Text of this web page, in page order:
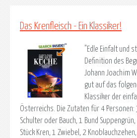
Das Krenfleisch - Ein Klassiker!
"Edle Einfalt und
Definition des
Johann Joachim
gut auf das
Klassiker der
Österreichs. Die Zutaten für 4
Schulter oder Bauch, 1 Bund
Stück Kren, 1 Zwiebel, 2